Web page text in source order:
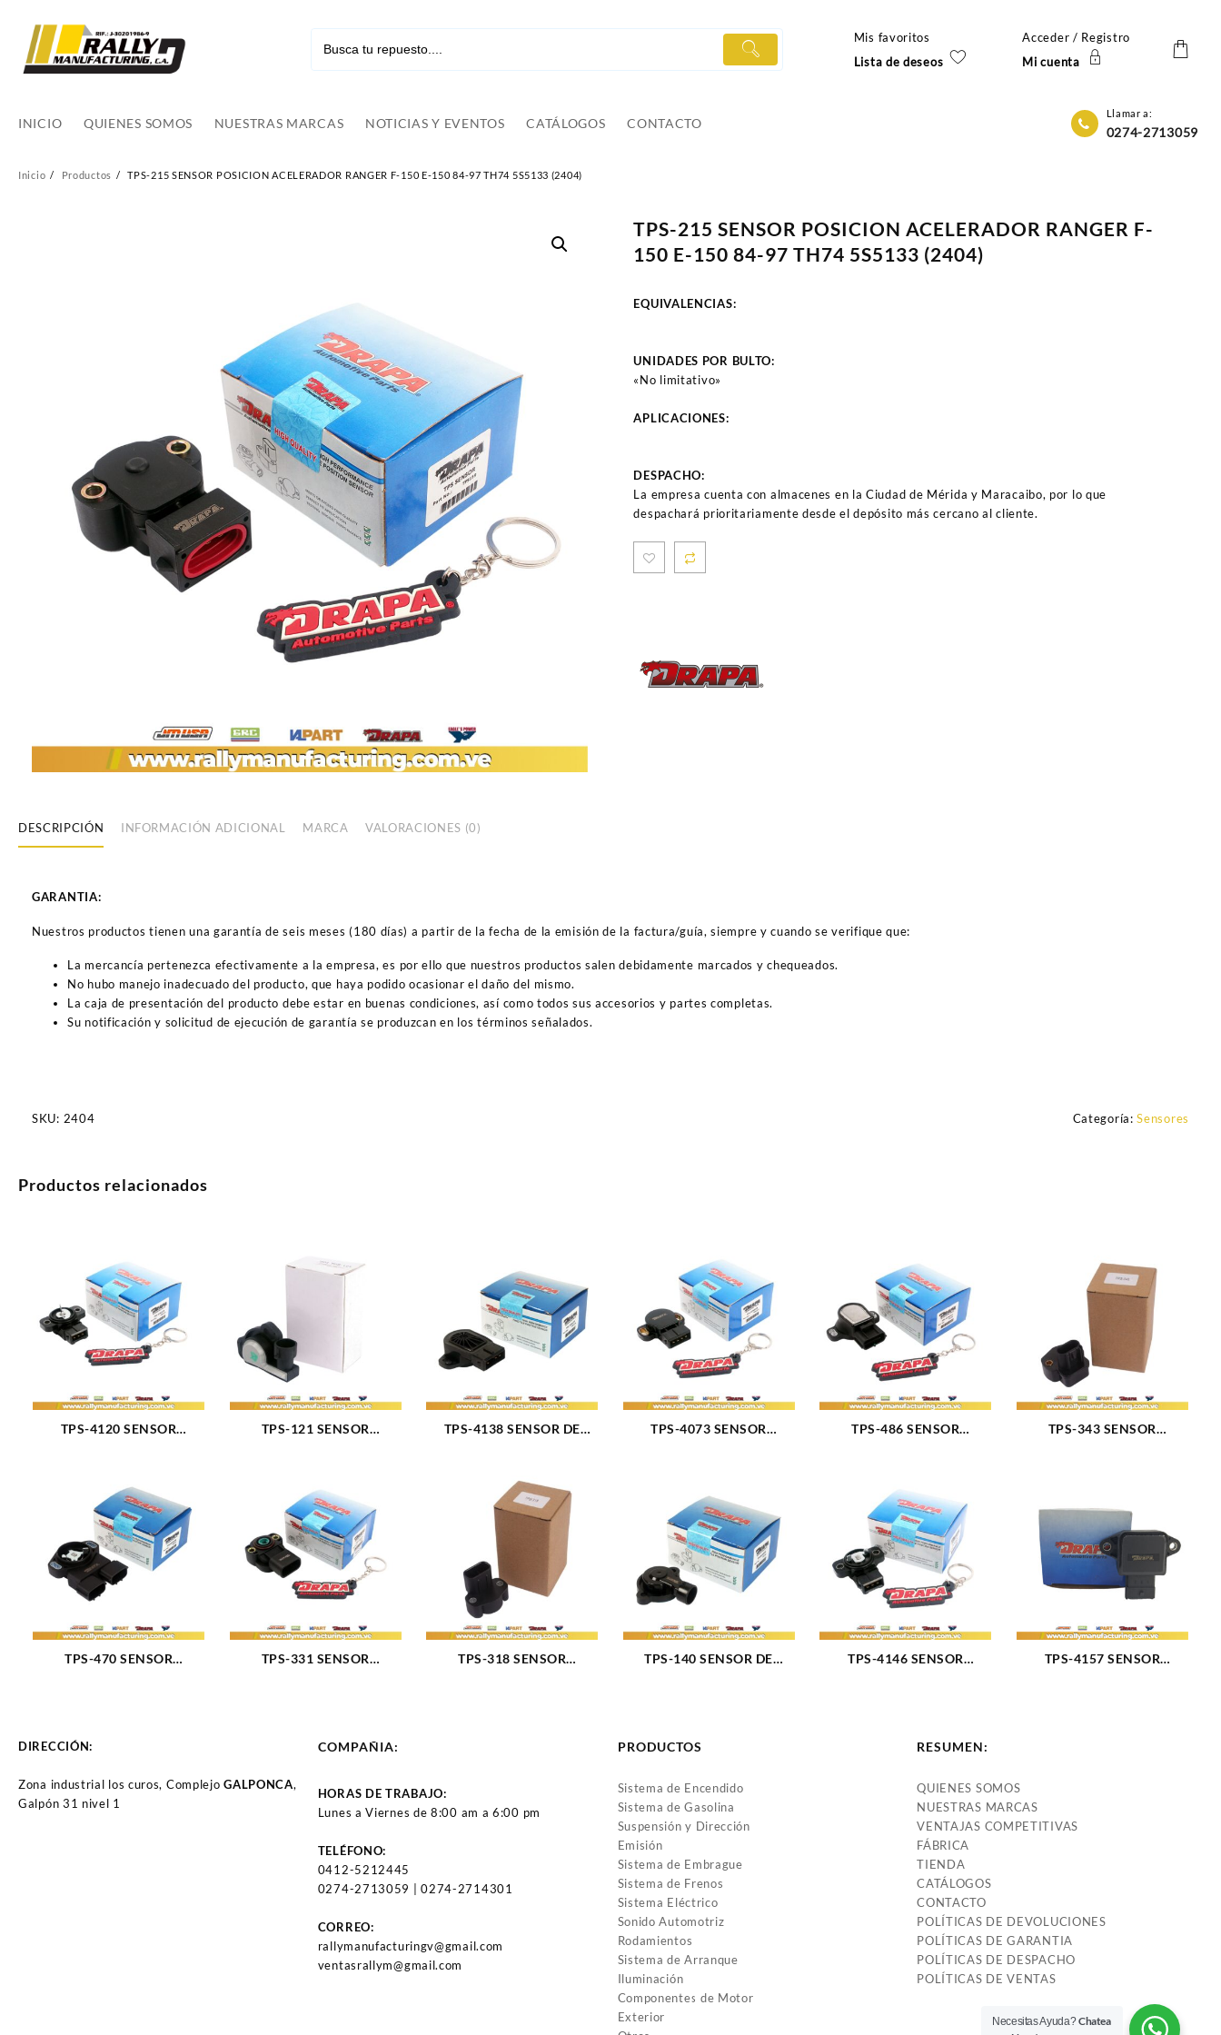
contenido
Mis favoritos
Lista de deseos
Acceder / Registro
Mi cuenta
INICIO QUIENES SOMOS NUESTRAS MARCAS NOTICIAS Y EVENTOS CATÁLOGOS CONTACTO
Llamar a:
0274-2713059
Inicio Productos TPS-215 SENSOR POSICION ACELERADOR RANGER F-150 E-150 84-97 TH74 5S5133 (2404)
TPS-215 SENSOR POSICION ACELERADOR RANGER F-
150 E-150 84-97 TH74 5S5133 (2404)
EQUIVALENCIAS:
UNIDADES POR BULTO:
«No limitativo»
APLICACIONES:
DESPACHO:
La empresa cuenta con almacenes en la Ciudad de Mérida y Maracaibo, por lo que
despachará prioritariamente desde el depósito más cercano al cliente.
DESCRIPCIÓN INFORMACIÓN ADICIONAL MARCA VALORACIONES (0)
GARANTIA:
Nuestros productos tienen una garantía de seis meses (180 días) a partir de la fecha de la emisión de la factura/guía, siempre y cuando se verifique que:
La mercancía pertenezca efectivamente a la empresa, es por ello que nuestros productos salen debidamente marcados y chequeados.
No hubo manejo inadecuado del producto, que haya podido ocasionar el daño del mismo.
La caja de presentación del producto debe estar en buenas condiciones, así como todos sus accesorios y partes completas.
Su notificación y solicitud de ejecución de garantía se produzcan en los términos señalados.
SKU: 2404 Categoría:Sensores
Productos relacionados
TPS-4120 SENSOR
SPORTAGE TUCSON
TIBURON OPTIMA MOTOR
2.5-2.7L V6 99-10 (2416)
TPS-121 SENSOR
95 (1490)
TPS-4138 SENSOR DE
MONTERO (1498)
TPS-4073 SENSOR
MOTOR 3.5L V6 1.5-1.8-
2.4L 97-03 (2413)
TPS-486 SENSOR
(2423)
TPS-343 SENSOR
MOTOR 2.4-3.7-4.0-7.0L 02-
05 (2412)
TPS-470 SENSOR
TPS-331 SENSOR
AÑOS 19 (2409)
TPS-318 SENSOR
TPS-140 SENSOR DE
TPS-4146 SENSOR
TPS-4157 SENSOR
DIRECCIÓN:
Zona industrial los curos, ComplejoGALPONCA,
Galpón 31 nivel 1
COMPAÑIA:
HORAS DE TRABAJO:
Lunes a Viernes de 8:00 am a 6:00 pm
TELÉFONO:
0412-5212445
0274-2713059 | 0274-2714301
CORREO:
rallymanufacturingv@gmail.com
ventasrallym@gmail.com
PRODUCTOS
Sistema de Encendido
Sistema de Gasolina
Suspensión y Dirección
Emisión
Sistema de Embrague
Sistema de Frenos
Sistema Eléctrico
Sonido Automotriz
Rodamientos
Sistema de Arranque
Iluminación
Componentes de Motor
Exterior
RESUMEN:
QUIENES SOMOS
NUESTRAS MARCAS
VENTAJAS COMPETITIVAS
FÁBRICA
TIENDA
CATÁLOGOS
CONTACTO
POLÍTICAS DE DEVOLUCIONES
POLÍTICAS DE GARANTIA
POLÍTICAS DE DESPACHO
POLÍTICAS DE VENTAS
Necesitas Ayuda?Chatea